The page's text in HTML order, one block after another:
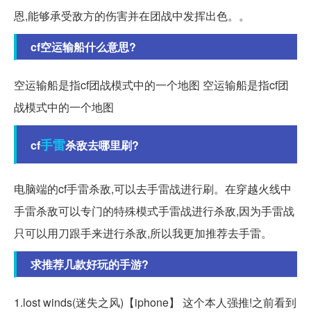
恩,能够承受敌方的伤害并在团战中发挥出色。。
cf空运输船什么意思?
空运输船是指cf团战模式中的一个地图 空运输船是指cf团
战模式中的一个地图
cf手雷杀敌去哪里刷?
电脑端的cf手雷杀敌,可以去手雷战进行刷。在穿越火线中
手雷杀敌可以专门的特殊模式手雷战进行杀敌,因为手雷战
只可以用刀跟手来进行杀敌,所以我更加推荐去手雷。
求推荐几款好玩的手游?
1.lost winds(迷失之风)【iphone】 这个本人强推!之前看到